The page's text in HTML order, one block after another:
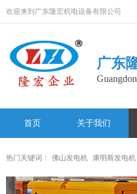
欢迎来到广东隆宏机电设备有限公司
广东
首页 关于我们
网站地图
热门关键词： 佛山发电机 康明斯发电机